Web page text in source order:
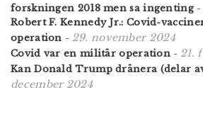
forskningen 2018 men sa ingenting-
Robert F. Kennedy Jr.: Covid-
operation - 29. november 2024
Covid var en militär operation - 21.
Kan Donald Trump dränera (delar
december 2024